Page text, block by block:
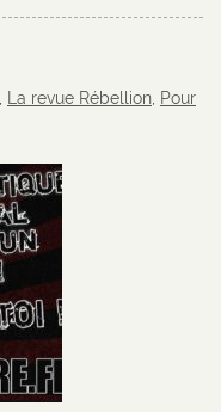
La revue Rébellion Pour